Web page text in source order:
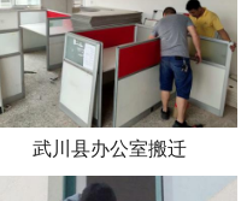
武川县办公室搬迁